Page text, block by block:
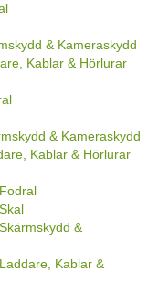
& Kameraskydd
Kablar & Hörlurar
& Kameraskydd
Kablar & Hörlurar
&
Kablar &